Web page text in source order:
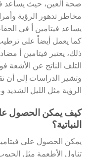
صحة العين، حيث يساعد
مخاطر تدهور الرؤية
يساعد فيتامين أ في
كما يعمل أيضاً على
ذلك، يعتبر فيتامين أ
التلف الناتج عن الأشعة
وتشير الدراسات إلى أن
الرؤية مثل الليل
كيف يمكن الحصول
النباتية؟
يمكن الحصول على
تناول الأطعمة مثل